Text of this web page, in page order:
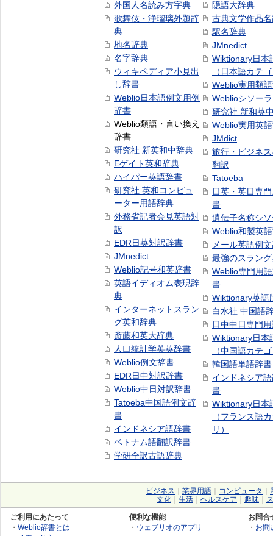
外国人名読み方字典
歌舞伎・浄瑠璃外題辞
典
地名辞典
名字辞典
ウィキペディア小見出
し辞書
Weblio日本語例文用例
辞書
Weblio類語・言い換え
辞書
研究社 新英和中辞典
Eゲイト英和辞典
ハイパー英語辞書
研究社 英和コンピュ
ーター用語辞典
外務省記者会見英語対
訳
EDR日英対訳辞書
JMnedict
Weblio記号和英辞書
英語イディオム表現辞
典
インターネットスラン
グ英和辞典
斎藤和英大辞典
人口統計学英英辞書
Weblio例文辞書
EDR日中対訳辞書
Weblio中日対訳辞書
Tatoeba中国語例文辞
書
インドネシア語辞書
ベトナム語翻訳辞書
学研全訳古語辞典
隠語大辞典
古典文学作品
駅名辞典
JMnedict
Wiktionary日本
（日本語カテ
Weblio実用類
Weblioシソー
研究社 新和英
Weblio実用英
JMdict
旅行・ビジネ
翻訳
Tatoeba
日英・英日専
書
遺伝子名称シ
Weblio和製英
メール英語例
最強のスラン
Weblio専門用
書
Wiktionary英語
白水社 中国語
日中中日専門
Wiktionary日本
（中国語カテ
韓国語単語辞書
インドネシア
書
Wiktionary日本
（フランス語
リ）
ビジネス 業界用語 コンピュータ
文化
生活 ヘルスケア 趣味
ご利用にあたって
・ Weblio辞書とは
便利な機能
・ ウェブリオのアプリ
お問合
・ お問